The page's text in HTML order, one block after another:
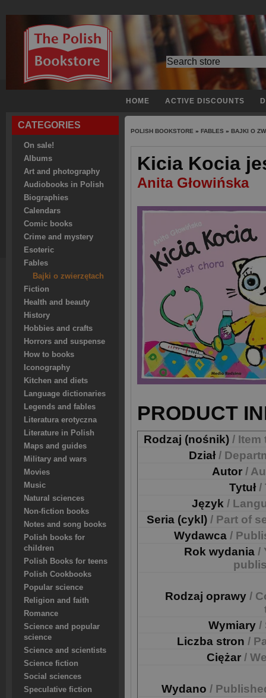
HOME ACTIVE DISCOUNTS
CATEGORIES
On sale!
Albums
Art and photography
Audiobooks in Polish
Biographies
Calendars
Comic books
Crime and mystery
Esoteric
Fables
Bajki o zwierzętach
Fiction
Health and beauty
History
Hobbies and crafts
Horrors and suspense
How to books
Iconography
Kitchen and diets
Language dictionaries
Legends and fables
Literatura erotyczna
Literature in Polish
Maps and guides
Military and wars
Movies
Music
Natural sciences
Non-fiction books
Notes and song books
Polish books for
children
Polish Books for teens
Polish Cookbooks
Popular science
Religion and faith
Romance
Science and popular
science
Science and scientists
Science fiction
Social sciences
Speculative fiction
POLISH BOOKSTORE » FABLES » BAJKI O
Kicia Kocia
Anita Głowińska
PRODUCT
Rodzaj (nośnik) / Item
Dział /
Autor /
Tytuł /
Język /
Seria (cykl) / Part of
Wydawca /
Rok wydania /
Rodzaj oprawy /
Wymiary /
Liczba stron /
Ciężar /
Wydano /